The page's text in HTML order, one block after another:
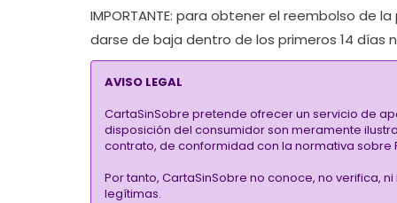
IMPORTANTE: para obtener el reembolso de la
darse de baja dentro de los primeros 14
AVISO LEGAL
CartaSinSobre pretende ofrecer un servicio de
disposición del consumidor son meramente
contrato, de conformidad con la normativa sobre
Por tanto, CartaSinSobre no conoce, no verifica,
legítimas.